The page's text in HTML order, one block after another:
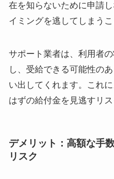
在を知らないために申請
イミングを逃してしまうこ
サポート業者は、利用者
し、受給できる可能性の
い出してくれます。これ
はずの給付金を見逃すリス
デメリット：高額な手
リスク